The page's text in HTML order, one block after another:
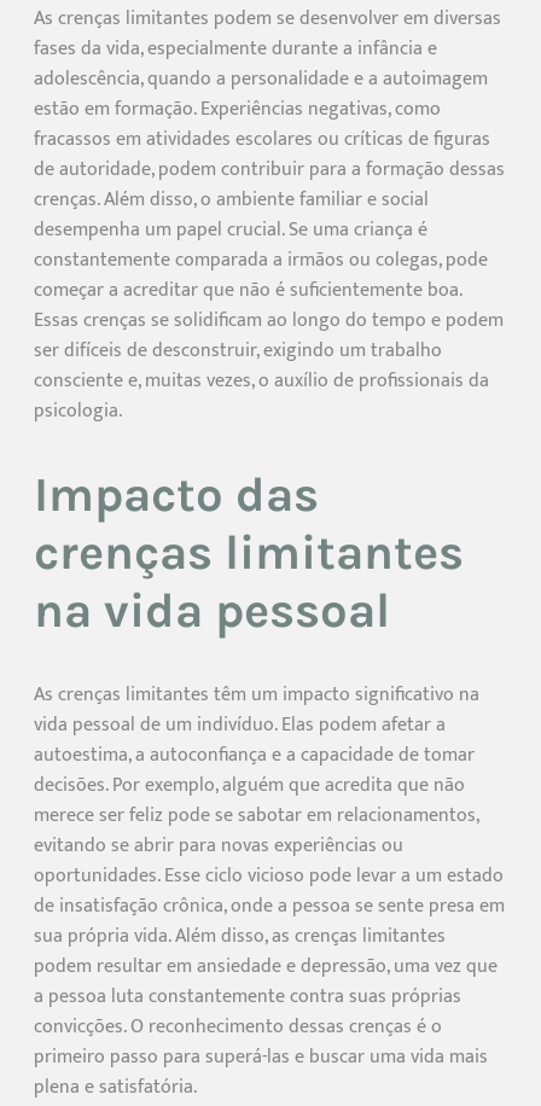
As crenças limitantes podem se desenvolver em diversas
fases da vida, especialmente durante a infância e
adolescência, quando a personalidade e a autoimagem
estão em formação. Experiências negativas, como
fracassos em atividades escolares ou críticas de figuras
de autoridade, podem contribuir para a formação dessas
crenças. Além disso, o ambiente familiar e social
desempenha um papel crucial. Se uma criança é
constantemente comparada a irmãos ou colegas, pode
começar a acreditar que não é suficientemente boa.
Essas crenças se solidificam ao longo do tempo e podem
ser difíceis de desconstruir, exigindo um trabalho
consciente e, muitas vezes, o auxílio de profissionais da
psicologia.
Impacto das
crenças limitantes
na vida pessoal
As crenças limitantes têm um impacto significativo na
vida pessoal de um indivíduo. Elas podem afetar a
autoestima, a autoconfiança e a capacidade de tomar
decisões. Por exemplo, alguém que acredita que não
merece ser feliz pode se sabotar em relacionamentos,
evitando se abrir para novas experiências ou
oportunidades. Esse ciclo vicioso pode levar a um estado
de insatisfação crônica, onde a pessoa se sente presa em
sua própria vida. Além disso, as crenças limitantes
podem resultar em ansiedade e depressão, uma vez que
a pessoa luta constantemente contra suas próprias
convicções. O reconhecimento dessas crenças é o
primeiro passo para superá-las e buscar uma vida mais
plena e satisfatória.